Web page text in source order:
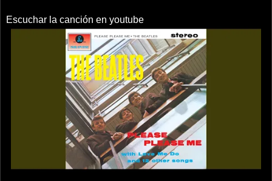
Escuchar la canción en youtube